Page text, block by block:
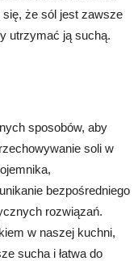
się, że sól jest zawsze
utrzymać ją suchą.
sposobów, aby
soli w
bezpośredniego
rozwiązań.
w naszej kuchni,
sucha i łatwa do